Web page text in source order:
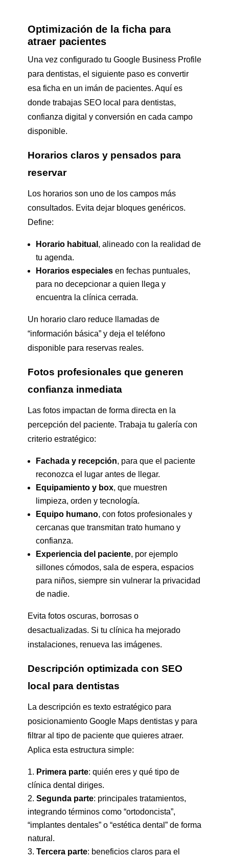
Optimización de la ficha para
atraer pacientes
Una vez configurado tu Google Business Profile
para dentistas, el siguiente paso es convertir
esa ficha en un imán de pacientes. Aquí es
donde trabajas SEO local para dentistas,
confianza digital y conversión en cada campo
disponible.
Horarios claros y pensados para
reservar
Los horarios son uno de los campos más
consultados. Evita dejar bloques genéricos.
Define:
Horario habitual , alineado con la realidad de
tu agenda.
Horarios especialesen fechas puntuales,
para no decepcionar a quien llega y
encuentra la clínica cerrada.
Un horario claro reduce llamadas de
“información básica” y deja el teléfono
disponible para reservas reales.
Fotos profesionales que generen
confianza inmediata
Las fotos impactan de forma directa en la
percepción del paciente. Trabaja tu galería con
criterio estratégico:
Fachada y recepción, para que el paciente
reconozca el lugar antes de llegar.
Equipamiento y box, que muestren
limpieza, orden y tecnología.
Equipo humano, con fotos profesionales y
cercanas que transmitan trato humano y
confianza.
Experiencia del paciente, por ejemplo
sillones cómodos, sala de espera, espacios
para niños, siempre sin vulnerar la privacidad
de nadie.
Evita fotos oscuras, borrosas o
desactualizadas. Si tu clínica ha mejorado
instalaciones, renueva las imágenes.
Descripción optimizada con SEO
local para dentistas
La descripción es texto estratégico para
posicionamiento Google Maps dentistas y para
filtrar al tipo de paciente que quieres atraer.
Aplica esta estructura simple:
Primera parte: quién eres y qué tipo de
clínica dental diriges.
Segunda parte: principales tratamientos,
integrando términos como “ortodoncista”,
“implantes dentales” o “estética dental” de forma
natural.
Tercera parte: beneficios claros para el